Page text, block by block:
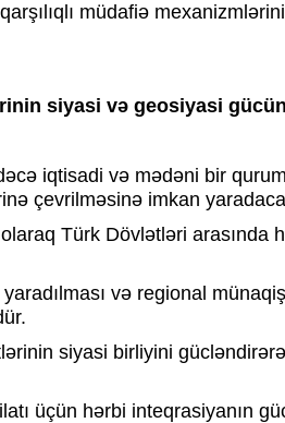
müdafiə
siyasi və geosiyasi
iqtisadi və mədəni bir qurum
çevrilməsinə imkan
Türk Dövlətləri arasında
və regional
siyasi birliyini
üçün hərbi inteqrasiyanın